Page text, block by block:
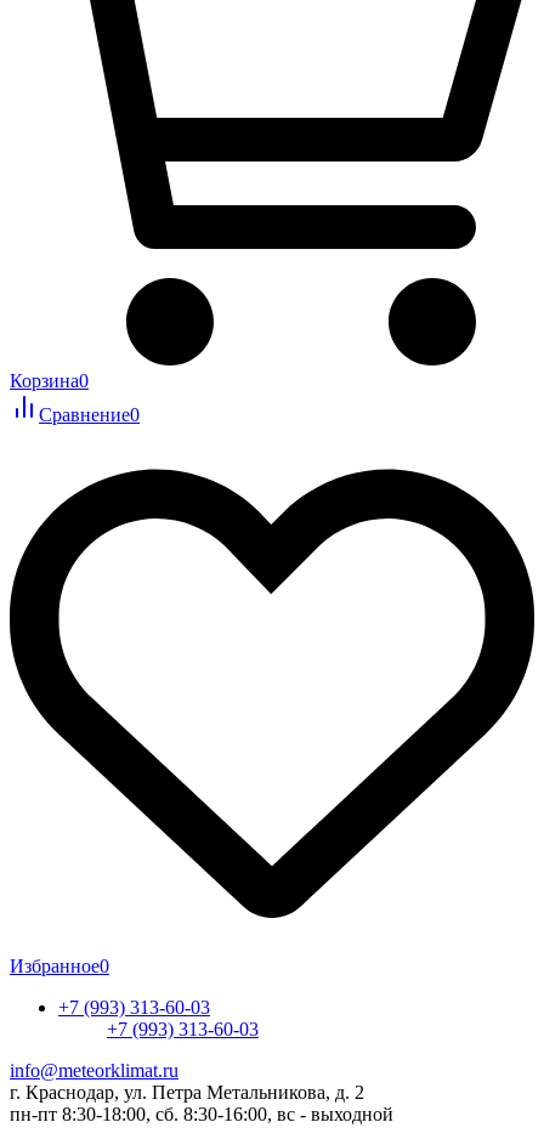
Корзина0
Сравнение0
Избранное0
+7 (993) 313-60-03
+7 (993) 313-60-03
info@meteorklimat.ru
г. Краснодар, ул. Петра Метальникова, д. 2
пн-пт 8:30-18:00, сб. 8:30-16:00, вс - выходной